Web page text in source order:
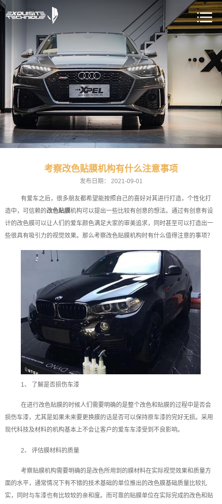
考察改色贴膜机构有什么注意事项
发布日期： 2021-09-01
有爱车之后，很多朋友都希望能按照自己的喜好对其进行打造，个性化打
造中，可信赖的改色贴膜机构可以提出一些比较有创意的想法。通过有创意有设
计的改色膜可以让人们的爱车颜色满足大家的审美追求，同时甚至可以打造出一
些很具有吸引力的视觉效果。那么考察改色贴膜机构时有什么值得注意的事项？
1、 了解是否损伤车漆
在进行改色贴膜的时候人们需要明确的是整个改色和贴膜的过程中是否会
损伤车漆，尤其是如果未来要更换膜的话是否可以保持原车漆的完好无损。采用
现代科技及材料的机构基本上不会让客户的爱车车漆受到不良影响。
2、 评估膜材料的质量
考察贴膜机构需要明确的是改色所用到的膜材料在实际视觉效果和质量方
面的水平，通常情况下有不错的技术基础的单位推出的改色膜基础质量比较扎
实，同时与车漆也有比较较的亲和度。而可靠的贴膜单位在实际完成的改色和贴